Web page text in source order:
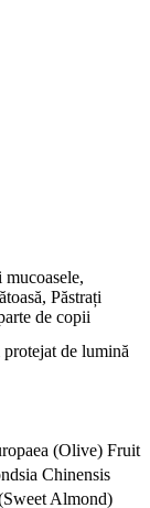
Păstrați
de copii
protejat de lumină
(Olive) Fruit
Chinensis
Almond)